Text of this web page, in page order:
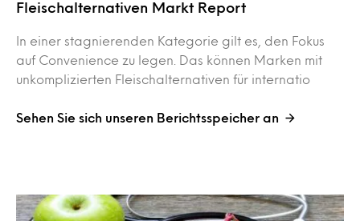
Fleischalternativen Markt Report
In einer stagnierenden Kategorie gilt es, den Fokus
auf Convenience zu legen. Das können Marken mit
unkomplizierten Fleischalternativen für internatio
Sehen Sie sich unseren Berichtsspeicher an